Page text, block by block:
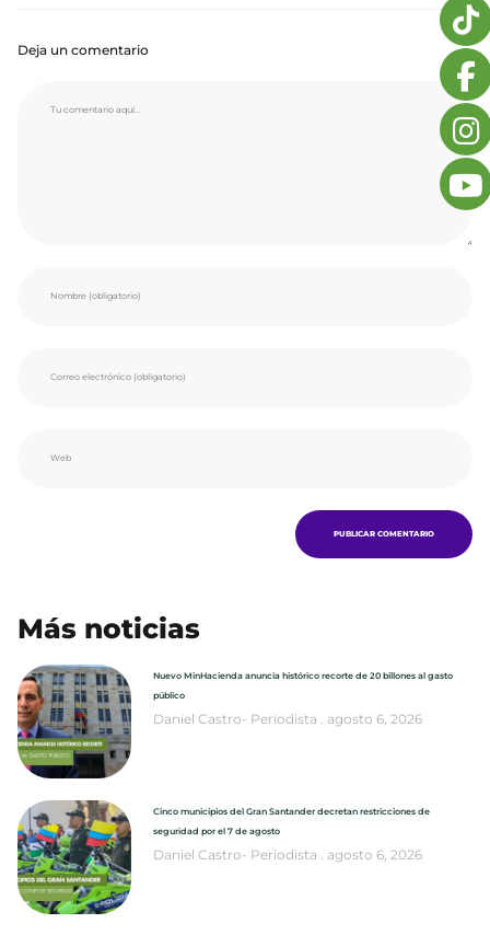
Deja un comentario
Más noticias
Nuevo MinHacienda anuncia histórico recorte de 20 billones al gasto
público
Daniel Castro- Periodista agosto 6, 2026
Cinco municipios del Gran Santander decretan restricciones de
seguridad por el 7 de agosto
Daniel Castro- Periodista agosto 6, 2026